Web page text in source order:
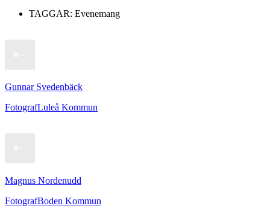
TAGGAR: Evenemang
Gunnar Svedenbäck
FotografLuleå Kommun
Magnus Nordenudd
FotografBoden Kommun